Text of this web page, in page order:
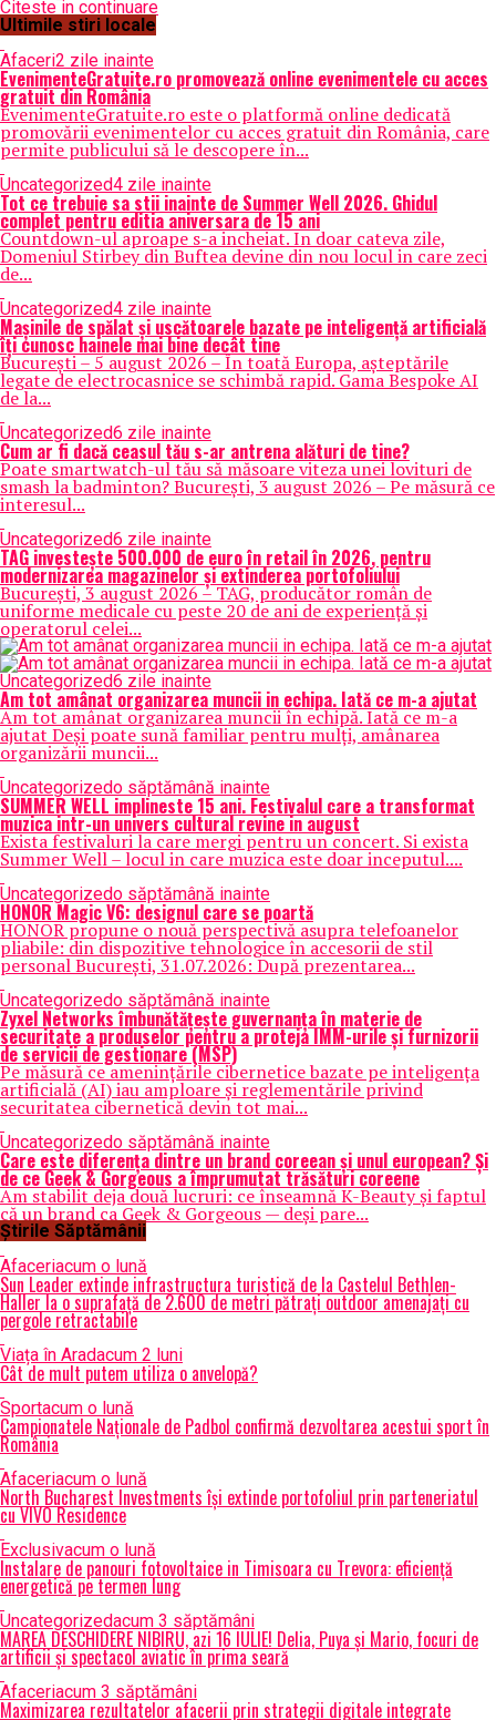
Citeste in continuare
Ultimile stiri locale
Afaceri2 zile inainte
EvenimenteGratuite.ro promovează online evenimentele cu acces
gratuit din România
EvenimenteGratuite.ro este o platformă online dedicată
promovării evenimentelor cu acces gratuit din România, care
permite publicului să le descopere în...
Uncategorized4 zile inainte
Tot ce trebuie sa stii inainte de Summer Well 2026. Ghidul
complet pentru editia aniversara de 15 ani
Countdown-ul aproape s-a incheiat. In doar cateva zile,
Domeniul Stirbey din Buftea devine din nou locul in care zeci
de...
Uncategorized4 zile inainte
Mașinile de spălat și uscătoarele bazate pe inteligență artificială
îți cunosc hainele mai bine decât tine
București – 5 august 2026 – În toată Europa, așteptările
legate de electrocasnice se schimbă rapid. Gama Bespoke AI
de la...
Uncategorized6 zile inainte
Cum ar fi dacă ceasul tău s-ar antrena alături de tine?
Poate smartwatch-ul tău să măsoare viteza unei lovituri de
smash la badminton? București, 3 august 2026 – Pe măsură ce
interesul...
Uncategorized6 zile inainte
TAG investește 500.000 de euro în retail în 2026, pentru
modernizarea magazinelor și extinderea portofoliului
București, 3 august 2026 – TAG, producător român de
uniforme medicale cu peste 20 de ani de experiență și
operatorul celei...
Uncategorized6 zile inainte
Am tot amânat organizarea muncii in echipa. Iată ce m-a ajutat
Am tot amânat organizarea muncii în echipă. Iată ce m-a
ajutat Deși poate sună familiar pentru mulți, amânarea
organizării muncii...
Uncategorizedo săptămână inainte
SUMMER WELL implineste 15 ani. Festivalul care a transformat
muzica intr-un univers cultural revine in august
Exista festivaluri la care mergi pentru un concert. Si exista
Summer Well – locul in care muzica este doar inceputul....
Uncategorizedo săptămână inainte
HONOR Magic V6: designul care se poartă
HONOR propune o nouă perspectivă asupra telefoanelor
pliabile: din dispozitive tehnologice în accesorii de stil
personal București, 31.07.2026: După prezentarea...
Uncategorizedo săptămână inainte
Zyxel Networks îmbunătățește guvernanța în materie de
securitate a produselor pentru a proteja IMM-urile și furnizorii
de servicii de gestionare (MSP)
Pe măsură ce amenințările cibernetice bazate pe inteligența
artificială (AI) iau amploare și reglementările privind
securitatea cibernetică devin tot mai...
Uncategorizedo săptămână inainte
Care este diferența dintre un brand coreean și unul european? Și
de ce Geek & Gorgeous a împrumutat trăsături coreene
Am stabilit deja două lucruri: ce înseamnă K-Beauty și faptul
că un brand ca Geek & Gorgeous — deși pare...
Știrile Săptămânii
Afaceriacum o lună
Sun Leader extinde infrastructura turistică de la Castelul Bethlen-
Haller la o suprafață de 2.600 de metri pătrați outdoor amenajați cu
pergole retractabile
Viața în Aradacum 2 luni
Cât de mult putem utiliza o anvelopă?
Sportacum o lună
Campionatele Naționale de Padbol confirmă dezvoltarea acestui sport în
România
Afaceriacum o lună
North Bucharest Investments își extinde portofoliul prin parteneriatul
cu VIVO Residence
Exclusivacum o lună
Instalare de panouri fotovoltaice in Timisoara cu Trevora: eficiență
energetică pe termen lung
Uncategorizedacum 3 săptămâni
MAREA DESCHIDERE NIBIRU, azi 16 IULIE! Delia, Puya și Mario, focuri de
artificii și spectacol aviatic în prima seară
Afaceriacum 3 săptămâni
Maximizarea rezultatelor afacerii prin strategii digitale integrate